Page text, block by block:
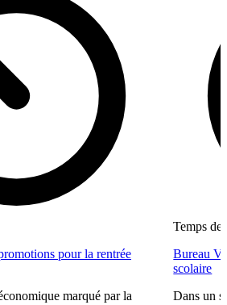
pour la rentrée
marqué par la
Temps de
Bureau
scolaire
Dans un